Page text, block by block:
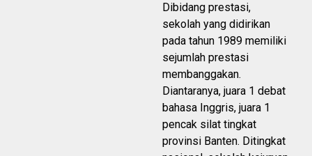
Dibidang prestasi,
sekolah yang didirikan
pada tahun 1989 memiliki
sejumlah prestasi
membanggakan.
Diantaranya, juara 1 debat
bahasa Inggris, juara 1
pencak silat tingkat
provinsi Banten. Ditingkat